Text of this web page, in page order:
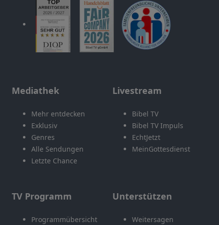
Mediathek
Mehr entdecken
Exklusiv
Genres
Alle Sendungen
Letzte Chance
Livestream
Bibel TV
Bibel TV Impuls
EchtJetzt
MeinGottesdienst
TV Programm
Programmübersicht
Unterstützen
Weitersagen